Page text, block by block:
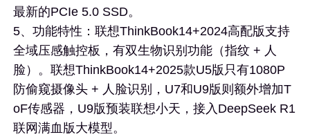
最新的PCIe 5.0 SSD。
5、功能特性：联想ThinkBook14+2024高配版支持
全域压感触控板，有双生物识别功能（指纹 + 人
脸）。联想ThinkBook14+2025款U5版只有1080P
防偷窥摄像头 + 人脸识别，U7和U9版则额外增加T
oF传感器，U9版预装联想小天，接入DeepSeek R1
联网满血版大模型。